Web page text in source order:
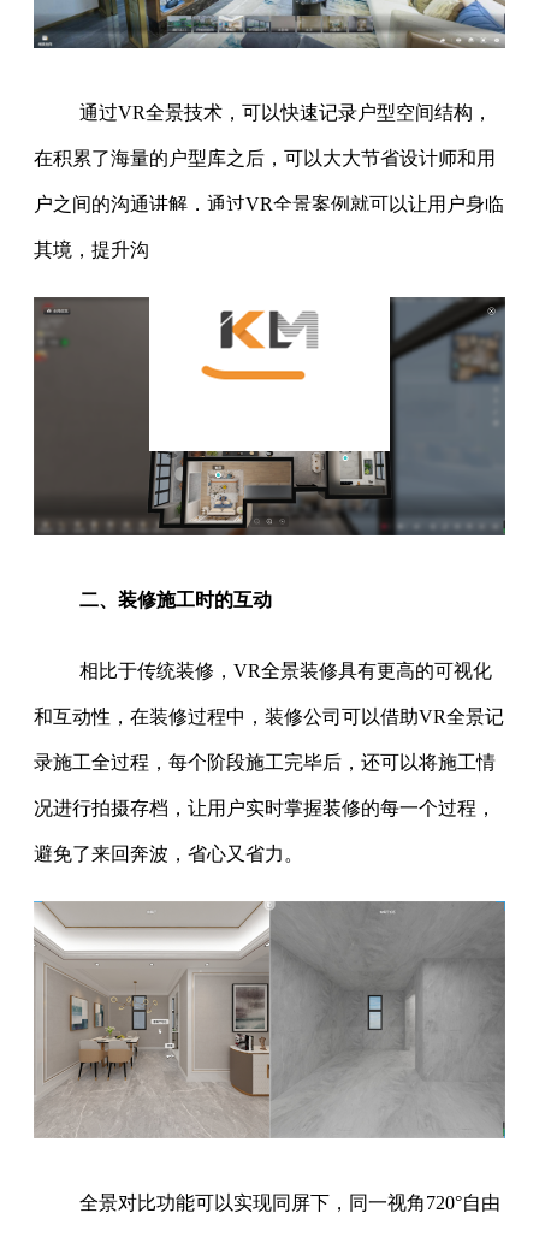
通过VR全景技术，可以快速记录户型空间结构，
在积累了海量的户型库之后，可以大大节省设计师和用
户之间的沟通讲解，通过VR全景案例就可以让用户身临
其境，提升沟通的效率。
二、装修施工时的互动
相比于传统装修，VR全景装修具有更高的可视化
和互动性，在装修过程中，装修公司可以借助VR全景记
录施工全过程，每个阶段施工完毕后，还可以将施工情
况进行拍摄存档，让用户实时掌握装修的每一个过程，
避免了来回奔波，省心又省力。
全景对比功能可以实现同屏下，同一视角720°自由